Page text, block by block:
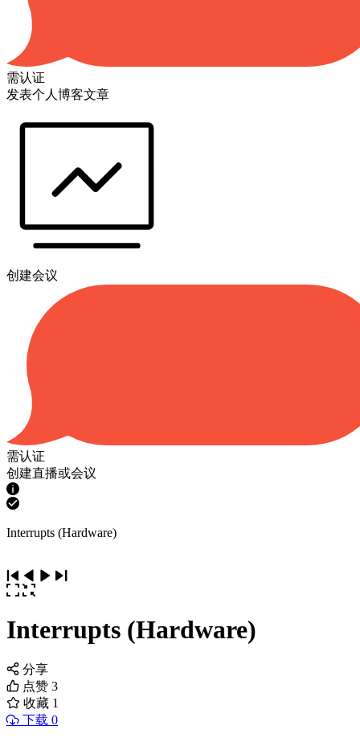
需认证
发表个人博客文章
创建会议
需认证
创建直播或会议
Interrupts (Hardware)
Interrupts (Hardware)
分享
点赞 3
收藏 1
下载 0